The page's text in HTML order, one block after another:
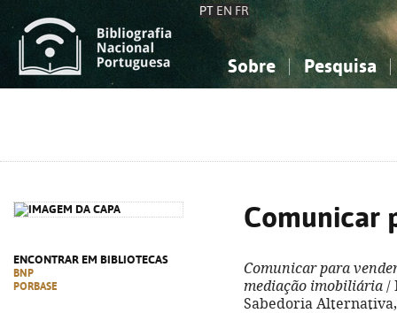
PT EN FR
Sobre Pesquisa
ENCONTRAR EM BIBLIOTECAS
BNP
PORBASE
Comunicar
Comunicar para
mediação imobiliária /
Sabedoria Alternativa,